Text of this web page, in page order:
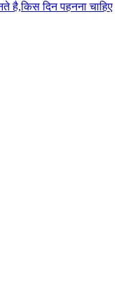
है,किस दिन पहनना चाहिए